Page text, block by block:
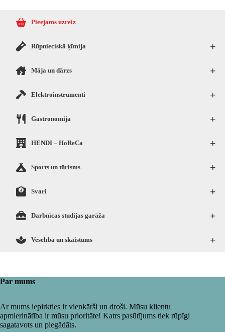
Pieejams uzreiz
+
Rūpnieciskā ķīmija
+
Māja un dārzs
+
Elektroinstrumenti
+
Gastronomija
+
HENDI – HoReCa
+
Sports un tūrisms
+
Svari
+
Darbnīcas studijas garāža
+
Veselība un skaistums
Par mums
Ar mums iepirkties ir vienkārši un droši. Mūsu klientu
apmierinātība ir mūsu prioritāte! Katrs pasūtījums tiek rūpīgi
sagatavots un piegādāts.